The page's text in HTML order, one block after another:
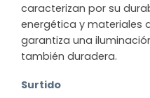
caracterizan por su
energética y materiales
garantiza una
también duradera.
Surtido